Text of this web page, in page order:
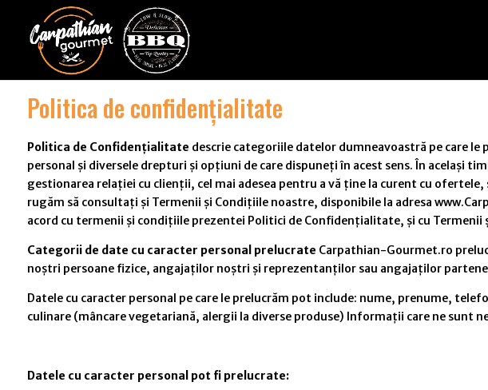
Politica de confidențialitate
Politica de Confidențialitate descrie categoriile datelor dumneavoastră pe care
personal și diversele drepturi și opțiuni de care dispuneți în acest sens. În același
gestionarea relației cu clienții, cel mai adesea pentru a vă ține la curent cu
rugăm să consultați și Termenii și Condițiile noastre, disponibile la adresa
acord cu termenii și condițiile prezentei Politici de Confidențialitate, și cu
Categorii de date cu caracter personal prelucrate Carpathian-Gourmet.ro
noștri persoane fizice, angajaților noștri și reprezentanților sau angajaților
Datele cu caracter personal pe care le prelucrăm pot include: nume, prenume,
culinare (mâncare vegetariană, alergii la diverse produse) Informații care ne sunt
Datele cu caracter personal pot fi prelucrate: